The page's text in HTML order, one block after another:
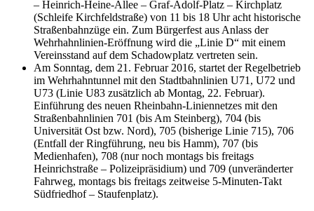
– Heinrich-Heine-Allee – Graf-Adolf-Platz – Kirchplatz
(Schleife Kirchfeldstraße) von 11 bis 18 Uhr acht historische
Straßenbahnzüge ein. Zum Bürgerfest aus Anlass der
Wehrhahnlinien-Eröffnung wird die „Linie D“ mit einem
Vereinsstand auf dem Schadowplatz vertreten sein.
Am Sonntag, dem 21. Februar 2016, startet der Regelbetrieb
im Wehrhahntunnel mit den Stadtbahnlinien U71, U72 und
U73 (Linie U83 zusätzlich ab Montag, 22. Februar).
Einführung des neuen Rheinbahn-Liniennetzes mit den
Straßenbahnlinien 701 (bis Am Steinberg), 704 (bis
Universität Ost bzw. Nord), 705 (bisherige Linie 715), 706
(Entfall der Ringführung, neu bis Hamm), 707 (bis
Medienhafen), 708 (nur noch montags bis freitags
Heinrichstraße – Polizeipräsidium) und 709 (unveränderter
Fahrweg, montags bis freitags zeitweise 5-Minuten-Takt
Südfriedhof – Staufenplatz).